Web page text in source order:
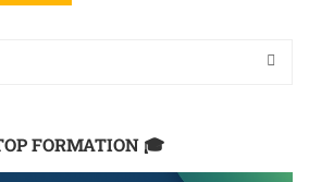
FORMATION 🎓